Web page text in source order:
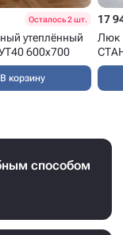
Осталось 2 шт.
утеплённый
600x700
В корзину
17
Люк
способом